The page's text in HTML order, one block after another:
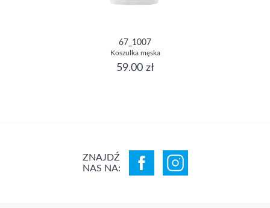
67_1007
Koszulka męska
59.00 zł
ZNAJDŹ
NAS NA: